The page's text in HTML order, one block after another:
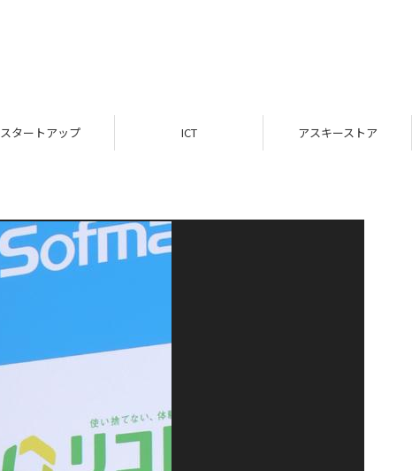
スタートアップ ICT アスキーストア